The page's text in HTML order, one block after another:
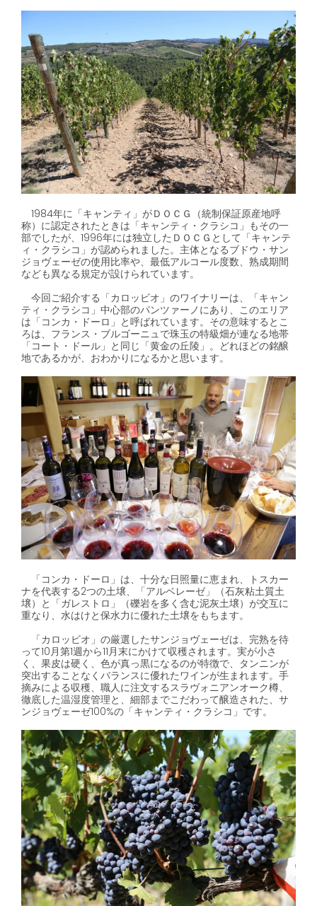
1984年に「キャンティ」がＤＯＣＧ（統制保証原産地呼
称）に認定されたときは「キャンティ・クラシコ」もその一
部でしたが、 1996年には独立したＤＯＣＧとして「キャンテ
ィ・クラシコ」が認められました。主体となるブドウ・サン
ジョヴェーゼの使用比率や、最低アルコール度数、熟成期間
なども異なる規定が設けられています。
今回ご紹介する「カロッビオ」のワイナリーは、「キャン
ティ・クラシコ」中心部のパンツァーノにあり、このエリア
は「コンカ・ドーロ」と呼ばれています。その意味するとこ
ろは、フランス・ブルゴーニュで珠玉の特級畑が連なる地帯
「コート・ドール」と同じ「黄金の丘陵」。どれほどの銘醸
地であるかが、おわかりになるかと思います。
「コンカ・ドーロ」は、十分な日照量に恵まれ、トスカー
ナを代表する2つの土壌、「アルベレーゼ」（石灰粘土質土
壌）と「ガレストロ」（礫岩を多く含む泥灰土壌）が交互に
重なり、水はけと保水力に優れた土壌をもちます。
「カロッビオ」の厳選したサンジョヴェーゼは、完熟を待
って10月第1週から11月末にかけて収穫されます。実が小さ
く、果皮は硬く、色が真っ黒になるのが特徴で、タンニンが
突出することなくバランスに優れたワインが生まれます。手
摘みによる収穫、職人に注文するスラヴォニアンオーク樽、
徹底した温湿度管理と、細部までこだわって醸造された、サ
ンジョヴェーゼ100%の「キャンティ・クラシコ」です。